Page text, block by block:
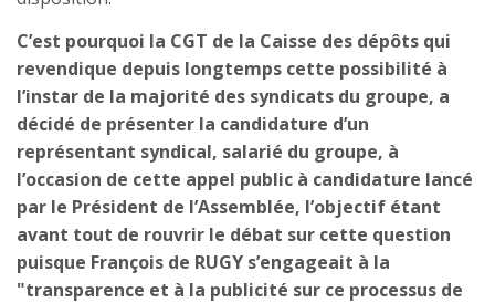
C’est pourquoi la CGT de la Caisse des dépôts qui
revendique depuis longtemps cette possibilité à
l’instar de la majorité des syndicats du groupe, a
décidé de présenter la candidature d’un
représentant syndical, salarié du groupe, à
l’occasion de cette appel public à candidature lancé
par le Président de l’Assemblée, l’objectif étant
avant tout de rouvrir le débat sur cette question
puisque François de RUGY s’engageait à la
"transparence et à la publicité sur ce processus de